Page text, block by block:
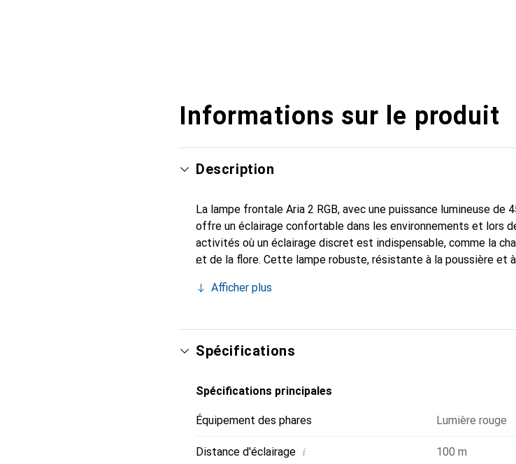
Informations sur le produit
Description
La lampe frontale Aria 2 RGB, avec une puissance lumineuse de
offre un éclairage confortable dans les environnements et lors
activités où un éclairage discret est indispensable, comme la
et de la flore. Cette lampe robuste, résistante à la poussière et
préserver l'adaptation à l'obscurité de l'œil, faciliter la lecture de
batterie Core grâce au concept hybride.
Afficher plus
Spécifications
Spécifications principales
Équipement des phares Lumière rouge
Distance d'éclairage i 100 m